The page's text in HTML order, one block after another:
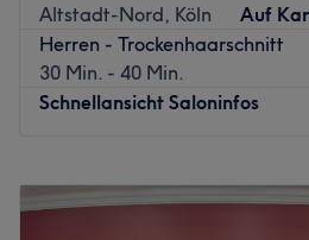
Altstadt-Nord, Köln
Auf
Herren - Trockenhaarschnitt
30 Min. - 40 Min.
Schnellansicht Saloninfos
Dienstag